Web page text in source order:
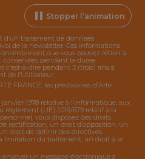
Stopper l’animation
d’un traitement de données
de la newsletter. Ces informations
que vous pouvez retirer à
pendant la durée
à-dire pendant 3 (trois) ans à
de l’Utilisateur.
FRANCE, les prestataires d’Arte
1978 relative à l’informatique, aux
(UE) 2016/679 relatif à la
vous disposez des droits
rectification, un droit d’opposition, un
droit de définir des directives
limitation du traitement, un droit à la
envoyer un message électronique à :